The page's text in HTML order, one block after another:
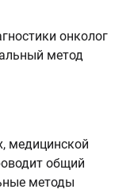
онколог
метод
медицинской
общий
методы